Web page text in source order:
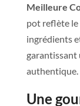
Meilleure
pot reflète le
ingrédients
garantissant
authentique.
Une